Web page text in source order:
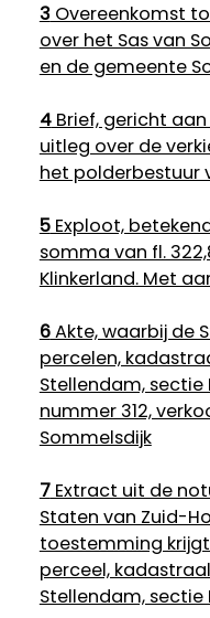
3Overeenkomst
over het Sas van
en de gemeente
4Brief, gericht aan
uitleg over de
het polderbestuur
5Exploot,
somma van fl.
Klinkerland. Met
6Akte, waarbij de
percelen,
Stellendam, sectie
nummer 312,
Sommelsdijk
7Extract uit de
Staten van Zuid-
toestemming
perceel,
Stellendam, sectie